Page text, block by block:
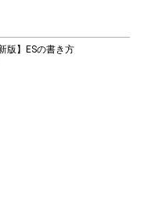
版】ESの書き方